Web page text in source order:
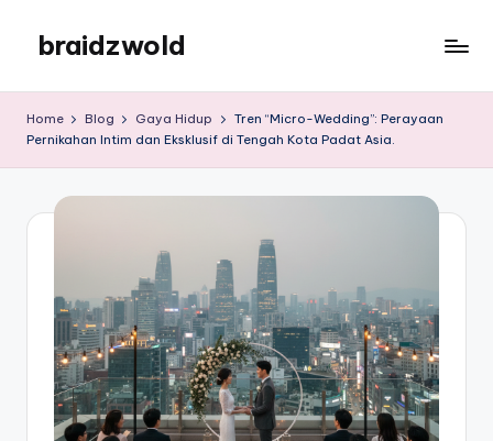
content
braidzwold
Home Blog Gaya Hidup
Tren “Micro-Wedding”: Perayaan
Pernikahan Intim dan Eksklusif di Tengah Kota Padat Asia.